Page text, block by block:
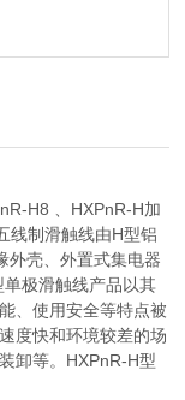
H8 、HXPnR-H加
线制滑触线由H型铝
外壳、外置式集电器
极滑触线产品以其
、使用安全等特点被
度快和环境较差的场
卸等。HXPnR-H型